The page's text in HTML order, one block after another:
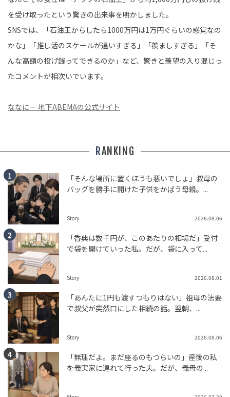
を受け取ったという驚きの出来事を明かしました。
SNSでは、「石油王からしたら1000万円は1万円ぐらいの感覚なの
かな」「推し活のスケールが違いすぎる」「羨ましすぎる」「そ
んな高額の投げ銭ってできるのか」など、驚きと羨望の入り混じっ
たコメントが相次いでいます。
ななにー 地下ABEMAの公式サイト
RANKING
「そんな場所に置くほうも悪いでしょ」叔母の
バッグを勝手に開けた子供をかばう母親。...
Story 2026.08.06
「香典は数千円が、このあたりの相場だ」受付
で袋を開けていった私。だが、袋に入って...
Story 2026.08.01
「あんたに1円も渡すつもりはない」祖母の法要
で叔父が突然口にした相続の話。翌朝、...
Story 2026.08.06
「無理だよ。まだ座るのもつらいの」産後の私
を義実家に連れて行った夫。だが、義母の...